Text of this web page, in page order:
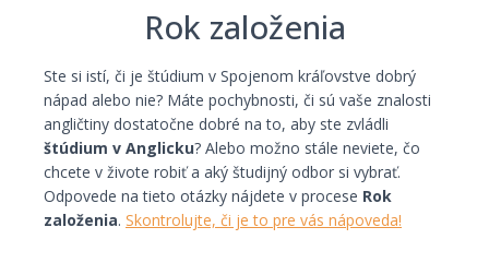
I consent to the processing of my personal
marketing purposes
By submitting this form, you confirm that you are
over 16 years of age and acknowledge our
processing of your personal data for contact
purposes as detailed in our Privacy Policy
Rok založenia
Ste si istí, či je štúdium v Spojenom kráľovstve dobrý
nápad alebo nie? Máte pochybnosti, či sú vaše znalosti
angličtiny dostatočne dobré na to, aby ste zvládli
štúdium v Anglicku? Alebo možno stále neviete, čo
chcete v živote robiť a aký študijný odbor si vybrať.
Odpovede na tieto otázky nájdete v procese Rok
založenia. Skontrolujte, či je to pre vás nápoveda!